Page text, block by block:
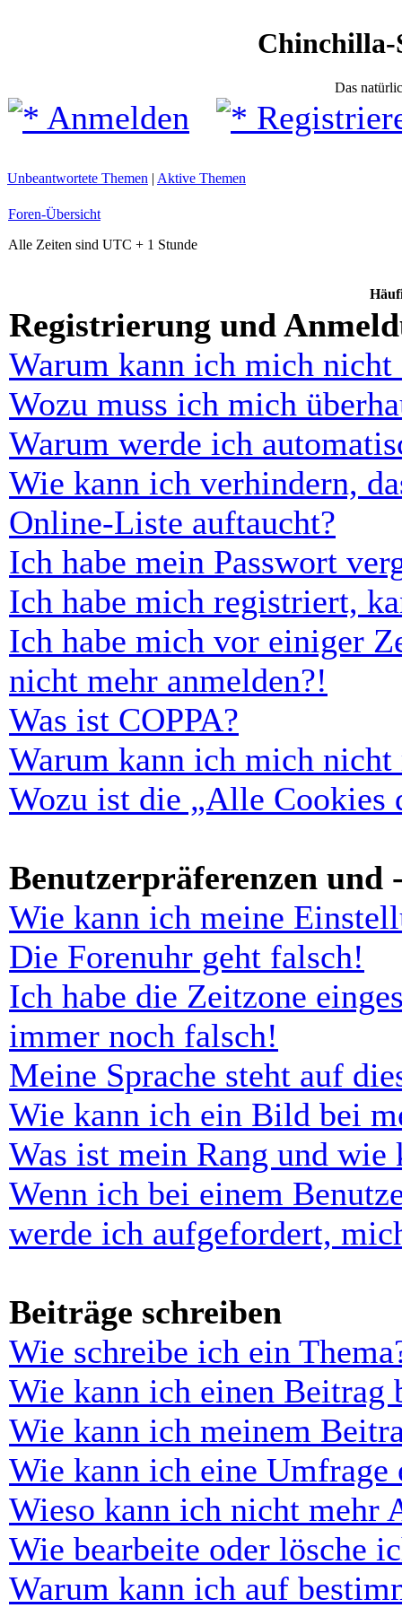
Chinchilla-
Das
Anmelden
Unbeantwortete Themen | Aktive Themen
Foren-Übersicht
Alle Zeiten sind UTC + 1 Stunde
Registrierung und
Warum kann ich mich nicht
Wozu muss ich mich
Warum werde ich
Wie kann ich verhindern,
Online-Liste auftaucht?
Ich habe mein Passwort
Ich habe mich registriert,
Ich habe mich vor einiger
nicht mehr anmelden?!
Was ist COPPA?
Warum kann ich mich nicht
Wozu ist die „Alle Cookies
Benutzerpräferenzen und
Wie kann ich meine
Die Forenuhr geht falsch!
Ich habe die Zeitzone
immer noch falsch!
Meine Sprache steht auf
Wie kann ich ein Bild bei
Was ist mein Rang und wie
Wenn ich bei einem
werde ich aufgefordert,
Beiträge schreiben
Wie schreibe ich ein
Wie kann ich einen Beitrag
Wie kann ich meinem
Wie kann ich eine Umfrage
Wieso kann ich nicht mehr
Wie bearbeite oder lösche
Warum kann ich auf